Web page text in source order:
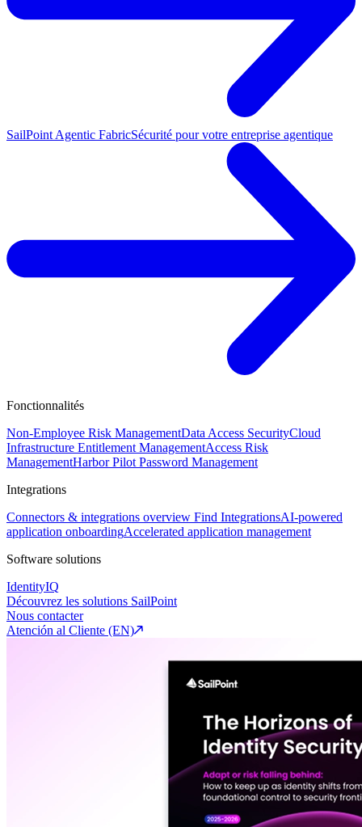
SailPoint Agentic FabricSécurité pour votre entreprise agentique
Fonctionnalités
Non-Employee Risk ManagementData Access SecurityCloud
Infrastructure Entitlement ManagementAccess Risk
ManagementHarbor Pilot Password Management
Integrations
Connectors & integrations overview Find IntegrationsAI-powered
application onboardingAccelerated application management
Software solutions
IdentityIQ
Découvrez les solutions SailPoint
Nous contacter
Atención al Cliente (EN)